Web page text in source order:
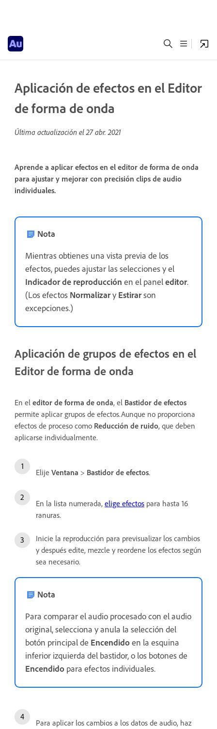
Aplicación de efectos en el Editor
de forma de onda
Última actualización el27 abr. 2021
Aprende a aplicar efectos en el editor de forma de onda
para ajustar y mejorar con precisión clips de audio
individuales.
Nota
Mientras obtienes una vista previa de los
efectos, puedes ajustar las selecciones y el
Indicador de reproducción en el paneleditor.
(Los efectos Normalizary Estirarson
excepciones.)
Aplicación de grupos de efectos en el
Editor de forma de onda
En el editor de forma de onda, el Bastidor de efectos
permite aplicar grupos de efectos.Aunque no proporciona
efectos de proceso como Reducción de ruido, que deben
aplicarse individualmente.
Elije Ventana > Bastidor de efectos.
En la lista numerada, elige efectos para hasta 16
ranuras.
Inicie la reproducción para previsualizar los cambios
y después edite, mezcle y reordene los efectos según
sea necesario.
Nota
Para comparar el audio procesado con el audio
original, selecciona y anula la selección del
botón principal de Encendidoen la esquina
inferior izquierda del bastidor, o los botones de
Encendido para efectos individuales.
Para aplicar los cambios a los datos de audio, haz